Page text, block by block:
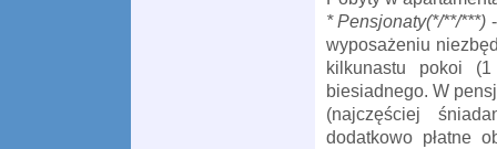
* Pensjonaty(*/**/***)
wyposażeniu
kilkunastu pokoi
biesiadnego. W
(najczęściej
dodatkowo płatne